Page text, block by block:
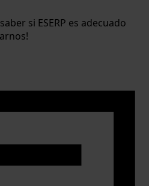
si ESERP es adecuado